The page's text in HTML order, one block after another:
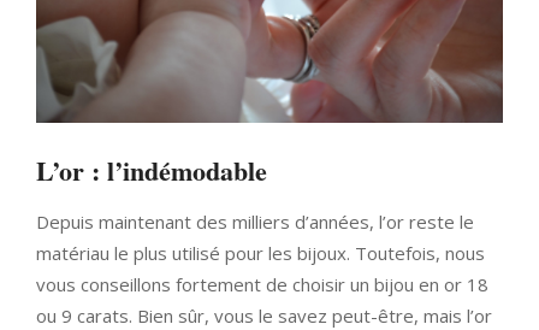
L’or : l’indémodable
Depuis maintenant des milliers d’années, l’or reste le
matériau le plus utilisé pour les bijoux. Toutefois, nous
vous conseillons fortement de choisir un bijou en or 18
ou 9 carats. Bien sûr, vous le savez peut-être, mais l’or